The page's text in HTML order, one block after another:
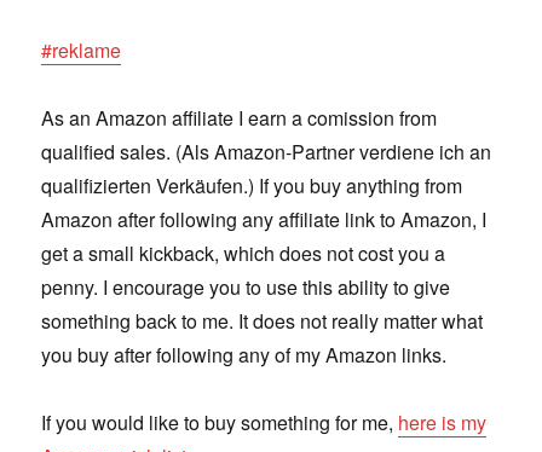
#reklame
As an Amazon affiliate I earn a comission from
qualified sales. (Als Amazon-Partner verdiene ich an
qualifizierten Verkäufen.) If you buy anything from
Amazon after following any affiliate link to Amazon, I
get a small kickback, which does not cost you a
penny. I encourage you to use this ability to give
something back to me. It does not really matter what
you buy after following any of my Amazon links.
If you would like to buy something for me, here is my